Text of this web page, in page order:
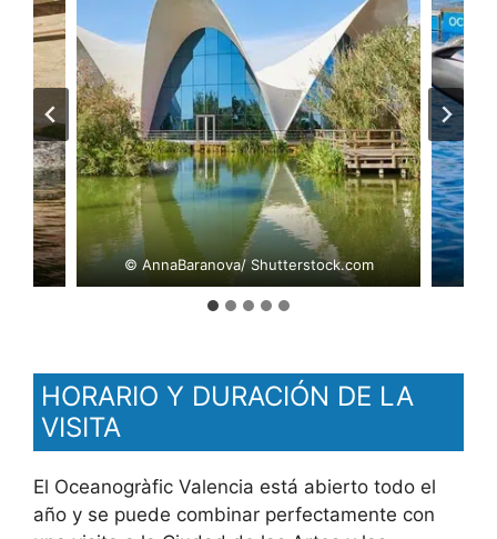
© AnnaBaranova/ Shutterstock.com
HORARIO Y DURACIÓN DE LA
VISITA
El Oceanogràfic Valencia está abierto todo el
año y se puede combinar perfectamente con